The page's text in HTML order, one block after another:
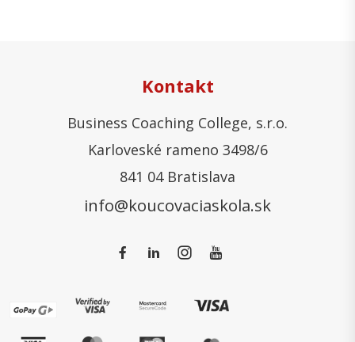
Kontakt
Business Coaching College, s.r.o.
Karloveské rameno 3498/6
841 04 Bratislava
info@koucovaciaskola.sk